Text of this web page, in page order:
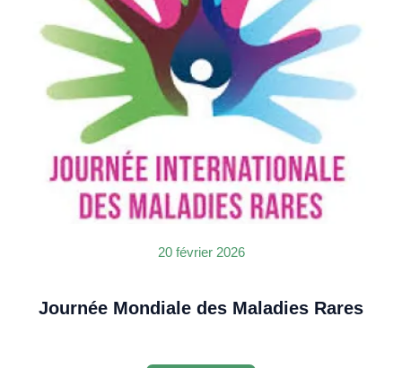
20 février 2026
Journée Mondiale des Maladies Rares